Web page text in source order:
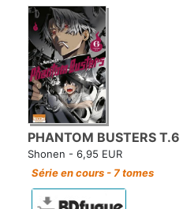
PHANTOM BUSTERS T.6
Shonen - 6,95 EUR
Série en cours - 7 tomes